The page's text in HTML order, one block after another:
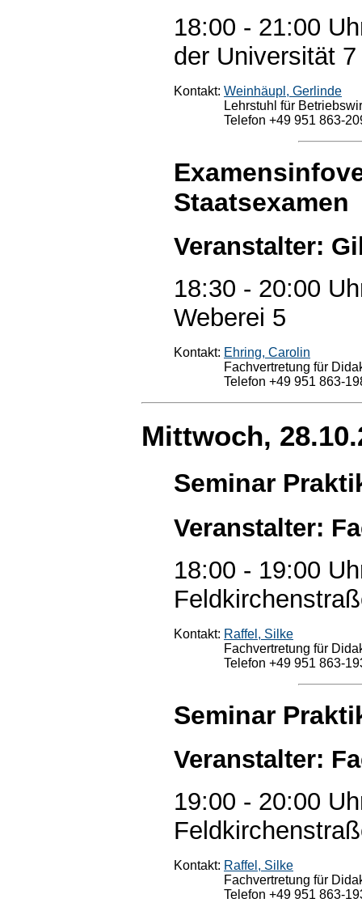
18:00 - 21:00
der Universität 7
Kontakt: Weinhäupl, Gerlinde
Lehrstuhl für
Telefon +49 951 863-
Staatsexamen
Veranstalter:
18:30 - 20:00
Weberei 5
Kontakt: Ehring, Carolin
Fachvertretung für
Telefon +49 951 863-
Mittwoch,
Seminar
Veranstalter:
18:00 - 19:00
Kontakt: Raffel, Silke
Fachvertretung für
Telefon +49 951 863-
Seminar
Veranstalter:
19:00 - 20:00
Kontakt: Raffel, Silke
Fachvertretung für
Telefon +49 951 863-